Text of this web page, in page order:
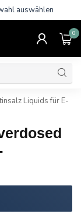
auswählen
0
Liquids für E-